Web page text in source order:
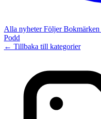
Alla nyheterFöljerBokmärken
Podd
← Tillbaka till kategorier